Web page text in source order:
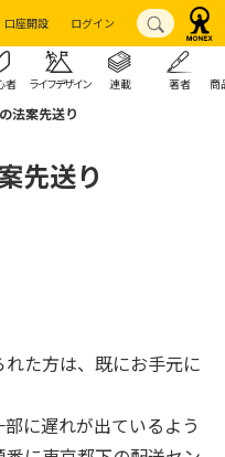
口座開設 ログイン
者 ライフデザイン 連載 著者 商
法案先送り
先送り
た方は、既にお手元に
に遅れが出ているよう